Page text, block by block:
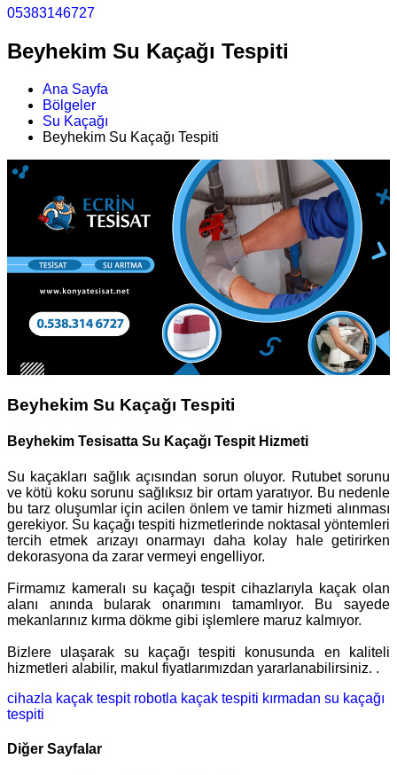
05383146727
Beyhekim Su Kaçağı Tespiti
Ana Sayfa
Bölgeler
Su Kaçağı
Beyhekim Su Kaçağı Tespiti
Beyhekim Su Kaçağı Tespiti
Beyhekim Tesisatta Su Kaçağı Tespit Hizmeti
Su kaçakları sağlık açısından sorun oluyor. Rutubet sorunu
ve kötü koku sorunu sağlıksız bir ortam yaratıyor. Bu nedenle
bu tarz oluşumlar için acilen önlem ve tamir hizmeti alınması
gerekiyor. Su kaçağı tespiti hizmetlerinde noktasal yöntemleri
tercih etmek arızayı onarmayı daha kolay hale getirirken
dekorasyona da zarar vermeyi engelliyor.
Firmamız kameralı su kaçağı tespit cihazlarıyla kaçak olan
alanı anında bularak onarımını tamamlıyor. Bu sayede
mekanlarınız kırma dökme gibi işlemlere maruz kalmıyor.
Bizlere ulaşarak su kaçağı tespiti konusunda en kaliteli
hizmetleri alabilir, makul fiyatlarımızdan yararlanabilirsiniz. .
cihazla kaçak tespitrobotla kaçak tespiti kırmadan su kaçağı
tespiti
Diğer Sayfalar